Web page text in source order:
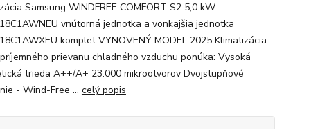
Samsung WINDFREE COMFORT S2 5,0 kW
vnútorná jednotka a vonkajšia jednotka
komplet VYNOVENÝ MODEL 2025 Klimatizácia
prievanu chladného vzduchu ponúka: Vysoká
trieda A++/A+ 23.000 mikrootvorov Dvojstupňové
- Wind-Free ... celý popis